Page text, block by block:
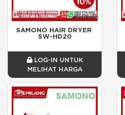
SAMONO HAIR DRYER
SW-HD20
LOG-IN UNTUK
MELIHAT HARGA